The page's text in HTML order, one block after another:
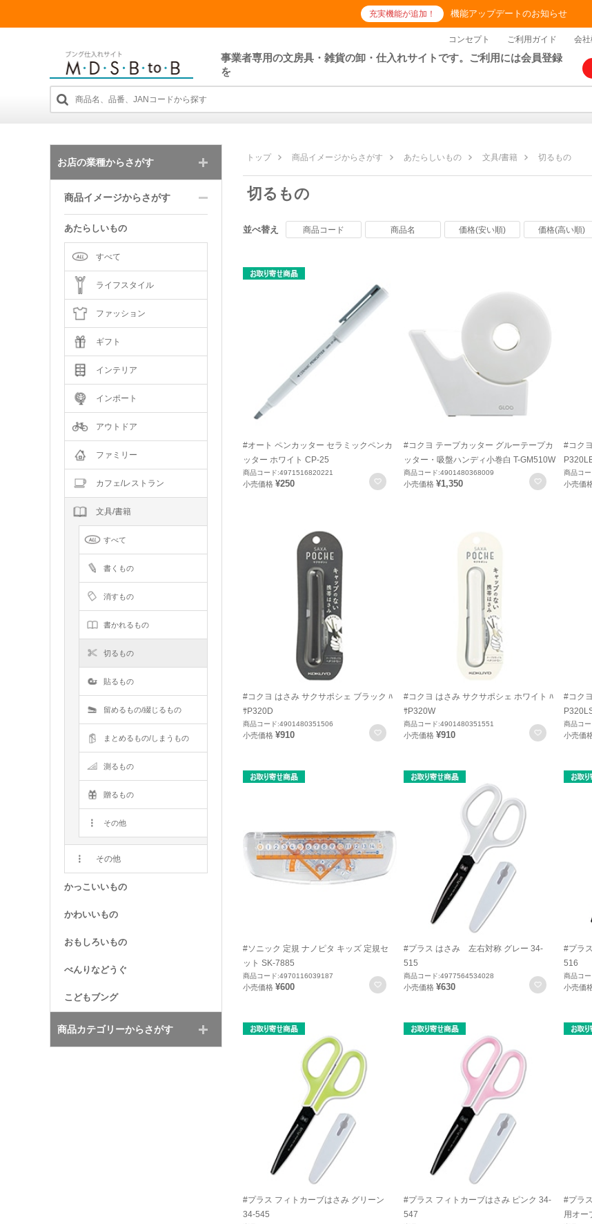
充実機能が追加！ 機能アップデートのお知らせ
コンセプト ご利用ガイド 会
事業者専用の文房具・雑貨の卸・仕入れサイトです。ご利用には会員登録
を
トップ 商品イメージからさがす あたらしいもの 文具/書籍 切るもの
切るもの
並べ替え 商品コード 商品名 価格(安い順) 価格(高い順)
#オート ペンカッター セラミックペンカ
ッター ホワイト CP-25
商品コード:4971516820221
小売価格 ¥250 お気に入りに登録
#コクヨ テープカッター グルーテープカ
ッター・吸盤ハンディ小巻白 T-GM510W
商品コード:4901480368009
小売価格 ¥1,350 お気に入
#コク
商品コ
小売価
#コクヨ はさみ サクサポシェ ブラック ﾊ
ｻP320D
商品コード:4901480351506
小売価格 ¥910 お気に入りに登録
#コクヨ はさみ サクサポシェ ホワイト ﾊ
ｻP320W
商品コード:4901480351551
小売価格 ¥910 お気に入
#コク
商品コ
小売価
#ソニック 定規 ナノピタ キッズ 定規セ
ット SK-7885
商品コード:4970116039187
小売価格 ¥600 お気に入りに登録
#プラス はさみ 左右対称 グレー 34-
515
商品コード:4977564534028
小売価格 ¥630 お気に入
#プラ
516
商品コ
小売価
#プラス フィトカーブはさみ グリーン
34-545
#プラス フィトカーブはさみ ピンク 34-
547
#プラ
用オー
お店の業種からさがす
商品イメージからさがす
あたらしいもの
すべて
ライフスタイル
ファッション
ギフト
インテリア
インポート
アウトドア
ファミリー
カフェ/レストラン
文具/書籍
すべて
書くもの
消すもの
書かれるもの
切るもの
貼るもの
留めるもの/綴じるもの
まとめるもの/しまうもの
測るもの
贈るもの
その他
その他
かっこいいもの
かわいいもの
おもしろいもの
べんりなどうぐ
こどもブング
商品カテゴリーからさがす